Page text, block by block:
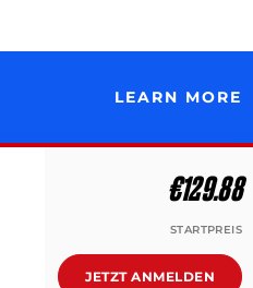
LEARN MORE
€129.88
STARTPREIS
JETZT ANMELDEN